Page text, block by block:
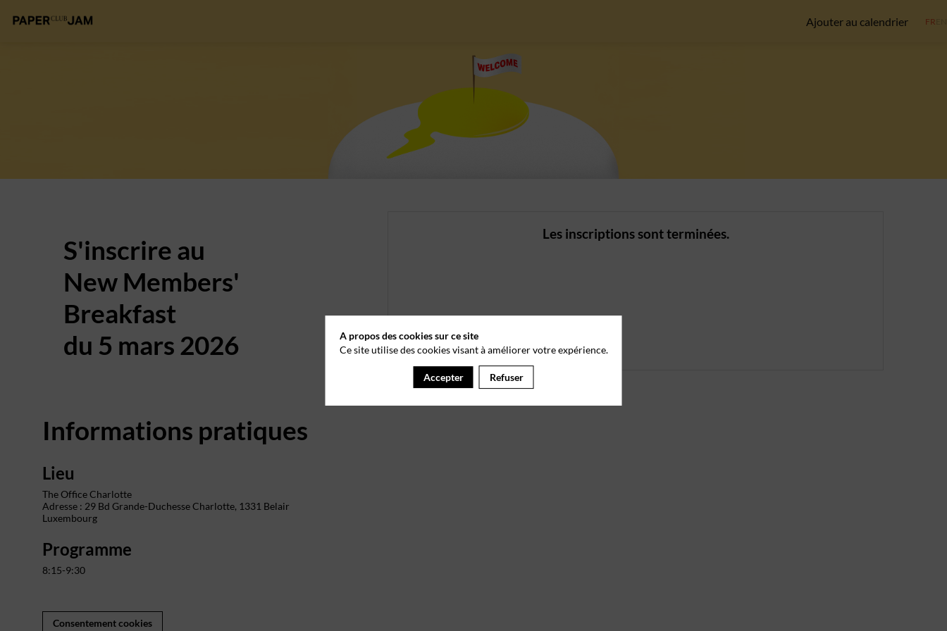
Ajouter au calendrier FR
S'inscrire au
New Members'
Breakfast
du 5 mars 2026
Les inscriptions sont terminées.
Informations pratiques
Lieu
The Office Charlotte
Adresse : 29 Bd Grande-Duchesse Charlotte, 1331 Belair
Luxembourg
Programme
8:15-9:30
Consentement cookies
A propos des cookies sur ce site
Ce site utilise des cookies visant à améliorer votre expérience.
Accepter Refuser